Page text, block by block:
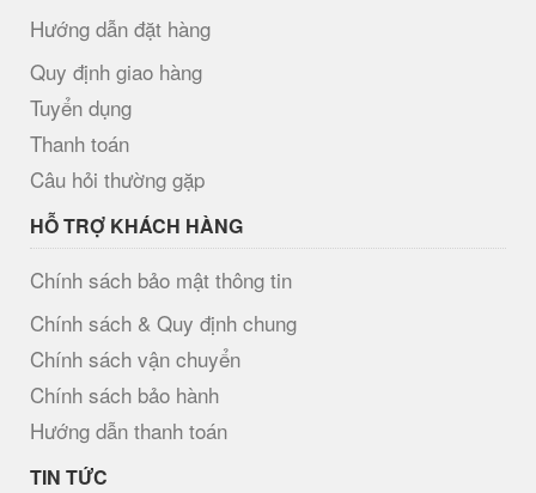
Hướng dẫn đặt hàng
Quy định giao hàng
Tuyển dụng
Thanh toán
Câu hỏi thường gặp
HỖ TRỢ KHÁCH HÀNG
Chính sách bảo mật thông tin
Chính sách & Quy định chung
Chính sách vận chuyển
Chính sách bảo hành
Hướng dẫn thanh toán
TIN TỨC